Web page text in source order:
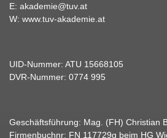
E: akademie@tuv.at
W: www.tuv-akademie.at
UID-Nummer: ATU 15668105
DVR-Nummer: 0774 995
Geschäftsführung: Mag. (FH) Christian
Firmenbuchnr: FN 117729g beim HG